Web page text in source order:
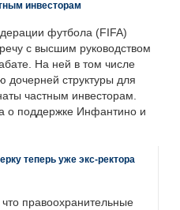
инвесторам
футбола (FIFA)
с высшим руководством
На ней в том числе
дочерней структуры для
частным инвесторам.
о поддержке Инфантино и
теперь уже экс-ректора
правоохранительные